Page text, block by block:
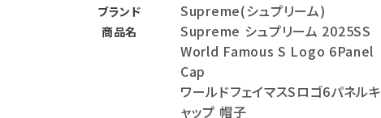
会員登録
ブランド Supreme(シュプリーム)
商品名
Supreme シュプリーム 2025SS
World Famous S Logo 6Panel
Cap
ワールドフェイマスSロゴ6パネルキ
ャップ 帽子